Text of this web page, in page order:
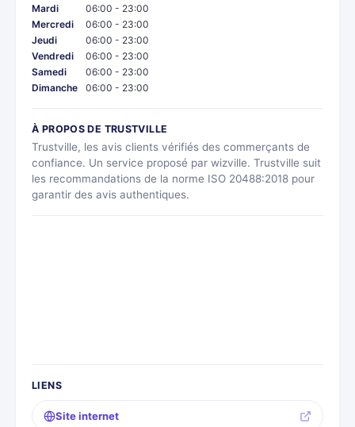
Mardi
06:00 - 23:00
Mercredi
06:00 - 23:00
Jeudi
06:00 - 23:00
Vendredi
06:00 - 23:00
Samedi
06:00 - 23:00
Dimanche
06:00 - 23:00
À PROPOS DE TRUSTVILLE
Trustville, les avis clients vérifiés des commerçants de
confiance. Un service proposé par wizville. Trustville suit
les recommandations de la norme ISO 20488:2018 pour
garantir des avis authentiques.
LIENS
Site internet